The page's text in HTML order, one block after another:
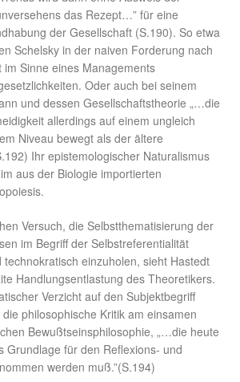
das Rezept…” für eine
der Gesellschaft (S.190). So etwa
Schelsky in der naiven Forderung nach
Sinne eines Managements
Oder auch bei seinem
und dessen Gesellschaftstheorie „…die
allerdings auf einem ungleich
Niveau bewegt als der ältere
Ihr epistemologischer Naturalismus
aus der Biologie importierten
Versuch, die Selbstthematisierung der
im Begriff der Selbstreferentialität
technokratisch einzuholen, sieht Hastedt
Handlungsentlastung des Theoretikers.
Verzicht auf den Subjektbegriff
philosophische Kritik am einsamen
Bewußtseinsphilosophie, „…die heute
Grundlage für den Reflexions- und
werden muß.”(S.194)